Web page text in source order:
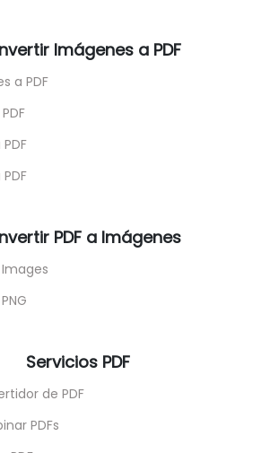
Imágenes a PDF
a PDF
PDF a Imágenes
Images
Servicios PDF
de PDF
PDFs